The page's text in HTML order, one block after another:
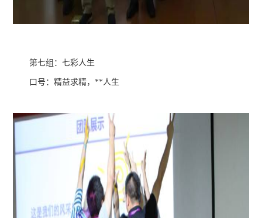
第七组：七彩人生
口号：精益求精，**人生